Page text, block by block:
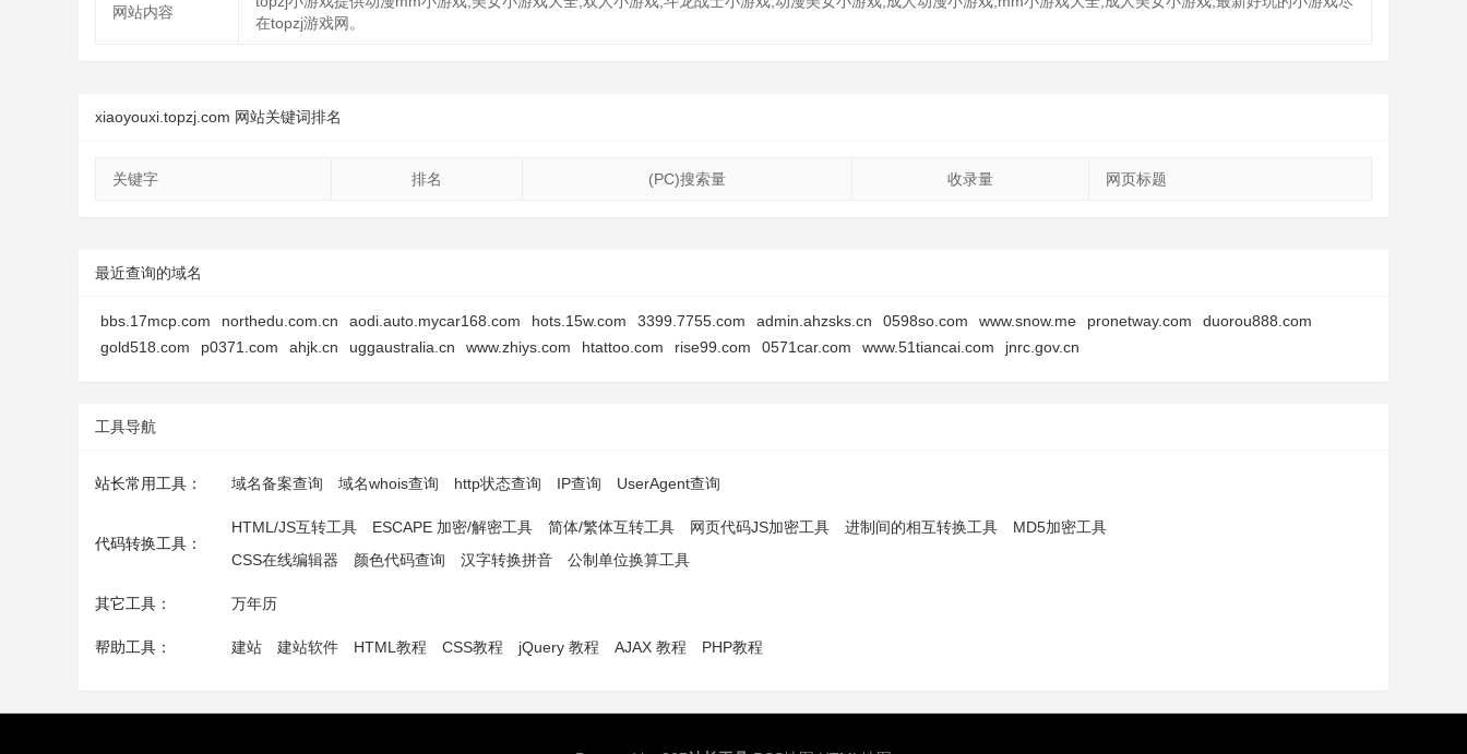
网站内容
在topzj游戏网。
xiaoyouxi.topzj.com 网站关键词排名
关键字 排名 (PC)搜索量 收录量 网页标题
最近查询的域名
bbs.17mcp.com northedu.com.cn aodi.auto.mycar168.com hots.15w.com 3399.7755.com admin.ahzsks.cn 0598so.com www.snow.me pronetway.com
duorou888.com
gold518.com
p0371.com ahjk.cn uggaustralia.cn www.zhiys.com htattoo.com rise99.com 0571car.com www.51tiancai.com jnrc.gov.cn
工具导航
站长常用工具： 域名备案查询 域名whois查询 http状态查询 IP查询 UserAgent查询
代码转换工具：
HTML/JS互转工具 ESCAPE 加密/解密工具 简体/繁体互转工具 网页代码JS加密工具 进制间的相互转换工具
MD5加密工具
CSS在线编辑器
颜色代码查询 汉字转换拼音 公制单位换算工具
其它工具： 万年历
帮助工具： 建站 建站软件 HTML教程 CSS教程 jQuery 教程 AJAX 教程 PHP教程